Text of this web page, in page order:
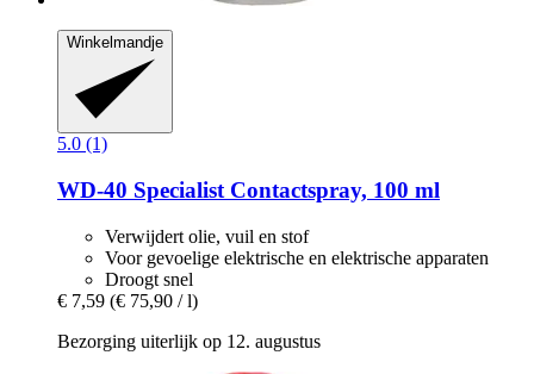
Winkelmandje
5.0 (1)
WD-40 Specialist Contactspray, 100 ml
Verwijdert olie, vuil en stof
Voor gevoelige elektrische en elektrische apparaten
Droogt snel
€ 7,59 (€ 75,90 / l)
Bezorging uiterlijk op 12. augustus